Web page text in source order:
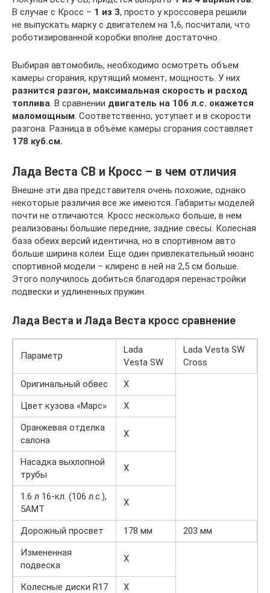
В случае с Кросс – 1 из 3, просто у кроссовера решили
не выпускать марку с двигателем на 1,6, посчитали, что
роботизированной коробки вполне достаточно.
Выбирая автомобиль, необходимо осмотреть объем
камеры сгорания, крутящий момент, мощность. У них
разнится разгон, максимальная скорость и расход
топлива. В сравнении двигатель на 106 л.с. окажется
маломощным. Соответственно, уступает и в скорости
разгона. Разница в объёме камеры сгорания составляет
178 куб.см.
Лада Веста СВ и Кросс – в чем отличия
Внешне эти два представителя очень похожие, однако
некоторые различия все же имеются. Габариты моделей
почти не отличаются. Кросс несколько больше, в нем
реализованы большие передние, задние свесы. Колесная
база обеих версий идентична, но в спортивном авто
больше ширина колеи. Еще один привлекательный нюанс
спортивной модели – клиренс в ней на 2,5 см больше.
Этого получилось добиться благодаря перенастройки
подвески и удлиненных пружин.
Лада Веста и Лада Веста кросс сравнение
Параметр
Lada
Vesta SW
Lada Vesta SW
Cross
Оригинальный обвес
X
Цвет кузова «Марс»
X
Оранжевая отделка
салона
X
Насадка выхлопной
трубы
X
1.6 л 16-кл. (106 л.с.),
5АМТ
X
Дорожный просвет 178 мм
203 мм
Измененная
подвеска
X
Колесные диски R17 X